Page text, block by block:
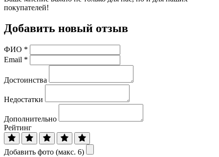
покупателей!
Добавить новый отзыв
ФИО *
Email *
Достоинства
Недостатки
Дополнительно
Рейтинг
Добавить фото (макс. 6)